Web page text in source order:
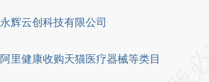
永辉云创科技有限公司
阿里健康收购天猫医疗器械等类目